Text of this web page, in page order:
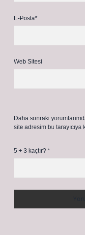
E-Posta*
Web Sitesi
Daha sonraki
site adresim bu tarayıcıya
5 + 3 kaçtır? *